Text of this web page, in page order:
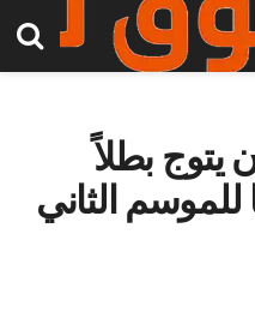
بطلاً
للموسم الثاني